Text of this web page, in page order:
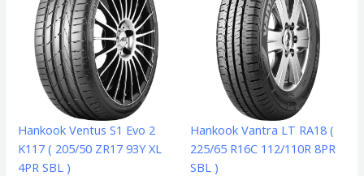
Hankook Ventus S1 Evo 2
K117 ( 205/50 ZR17 93Y XL
4PR SBL )
Hankook Vantra LT RA18 (
225/65 R16C 112/110R 8PR
SBL )